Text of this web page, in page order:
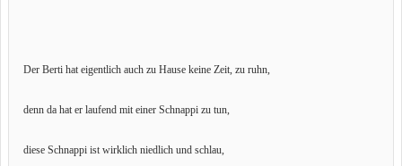
Der Berti hat eigentlich auch zu Hause keine Zeit, zu ruhn,
denn da hat er laufend mit einer Schnappi zu tun,
diese Schnappi ist wirklich niedlich und schlau,